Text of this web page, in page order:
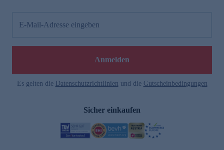
E-Mail-Adresse eingeben
Anmelden
Es gelten die Datenschutzrichtlinien und die Gutscheinbedingungen
Sicher einkaufen